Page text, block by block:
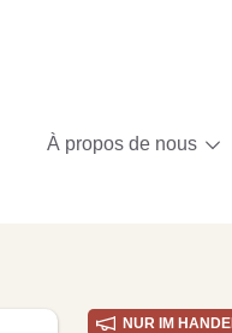
À propos de nous
NUR IM